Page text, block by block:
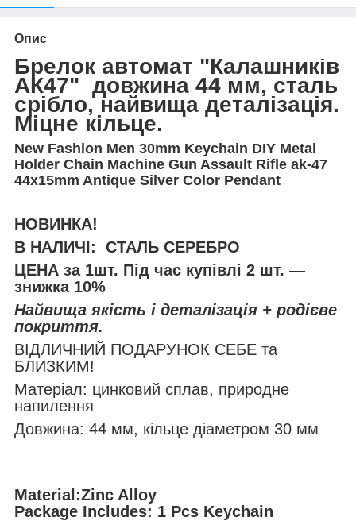
Опис
Брелок автомат "Калашників
АК47" довжина 44 мм, сталь
срібло, найвища деталізація.
Міцне кільце.
New Fashion Men 30mm Keychain DIY Metal
Holder Chain Machine Gun Assault Rifle ak-47
44x15mm Antique Silver Color Pendant
НОВИНКА!
В НАЛИЧІ: СТАЛЬ СЕРЕБРО
ЦЕНА за 1шт. Під час купівлі 2 шт. —
знижка 10%
Найвища якість і деталізація + родієве
покриття.
ВІДЛИЧНИЙ ПОДАРУНОК СЕБЕ та
БЛИЗКИМ!
Матеріал: цинковий сплав, природне
напилення
Довжина: 44 мм, кільце діаметром 30 мм
Material:Zinc Alloy
Package Includes: 1 Pcs Keychain